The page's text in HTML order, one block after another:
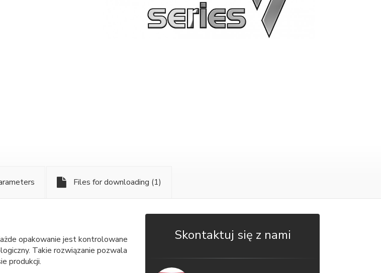
Files for downloading (1)
opakowanie jest kontrolowane
Takie rozwiązanie pozwala
produkcji.
Skontaktuj się z nami